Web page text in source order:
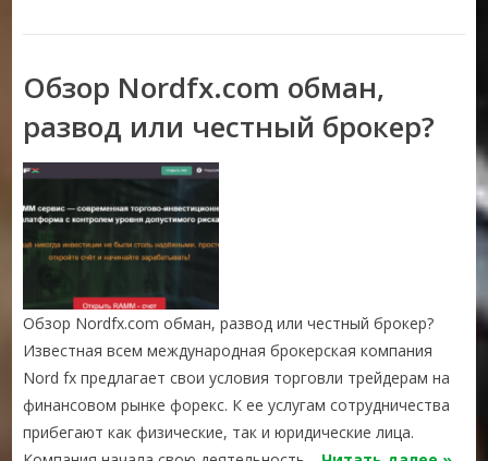
Обзор Nordfx.com обман,
развод или честный брокер?
Обзор Nordfx.com обман, развод или честный брокер?
Известная всем международная брокерская компания
Nord fx предлагает свои условия торговли трейдерам на
финансовом рынке форекс. К ее услугам сотрудничества
прибегают как физические, так и юридические лица.